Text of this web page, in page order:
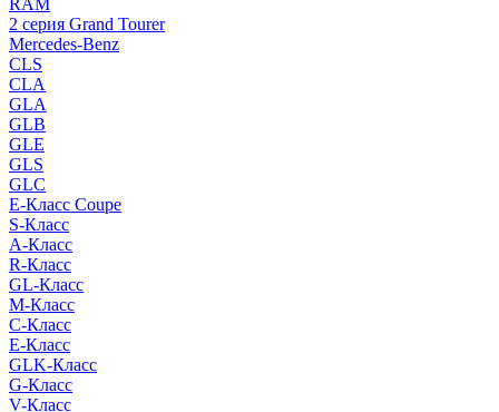
RAM
2 серия Grand Tourer
Mercedes-Benz
CLS
CLA
GLA
GLB
GLE
GLS
GLC
E-Класс Coupe
S-Класс
A-Класс
R-Класс
GL-Класс
M-Класс
C-Класс
E-Класс
GLK-Класс
G-Класс
V-Класс